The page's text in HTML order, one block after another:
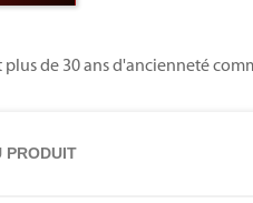
de 30 ans d'ancienneté
PRODUIT